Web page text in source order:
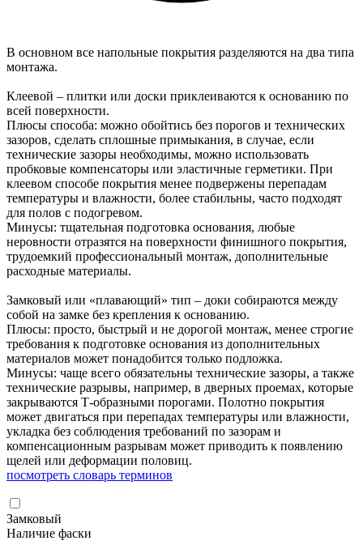
В основном все напольные покрытия разделяются на два типа
монтажа.
Клеевой – плитки или доски приклеиваются к основанию по
всей поверхности.
Плюсы способа: можно обойтись без порогов и технических
зазоров, сделать сплошные примыкания, в случае, если
технические зазоры необходимы, можно использовать
пробковые компенсаторы или эластичные герметики. При
клеевом способе покрытия менее подвержены перепадам
температуры и влажности, более стабильны, часто подходят
для полов с подогревом.
Минусы: тщательная подготовка основания, любые
неровности отразятся на поверхности финишного покрытия,
трудоемкий профессиональный монтаж, дополнительные
расходные материалы.
Замковый или «плавающий» тип – доки собираются между
собой на замке без крепления к основанию.
Плюсы: просто, быстрый и не дорогой монтаж, менее строгие
требования к подготовке основания из дополнительных
материалов может понадобится только подложка.
Минусы: чаще всего обязательны технические зазоры, а также
технические разрывы, например, в дверных проемах, которые
закрываются Т-образными порогами. Полотно покрытия
может двигаться при перепадах температуры или влажности,
укладка без соблюдения требований по зазорам и
компенсационным разрывам может приводить к появлению
щелей или деформации половиц.
посмотреть словарь терминов
Замковый
Наличие фаски